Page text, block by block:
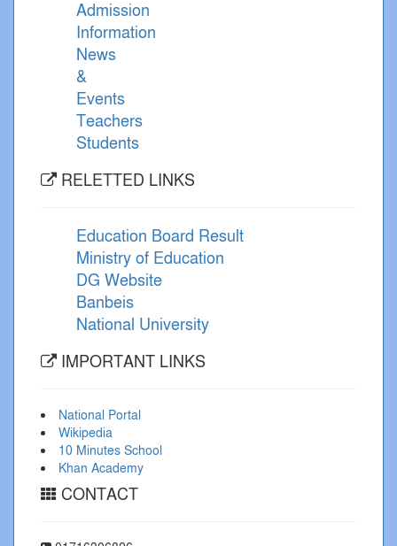
Admission
Information
News
&
Events
Teachers
Students
RELETTED LINKS
Education Board Result
Ministry of Education
DG Website
Banbeis
National University
IMPORTANT LINKS
National Portal
Wikipedia
10 Minutes School
Khan Academy
CONTACT